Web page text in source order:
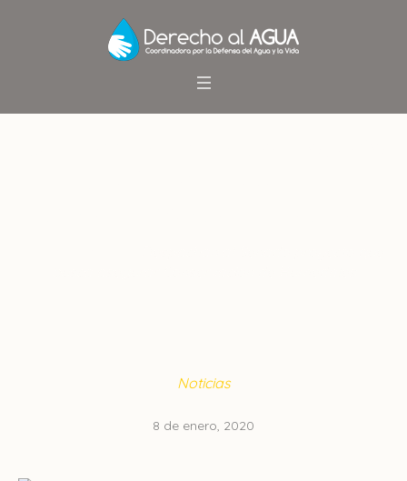
Noticias
8 de enero, 2020